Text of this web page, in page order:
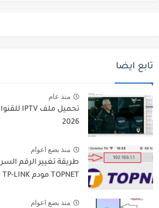
تابع ايضا
منذ عام
2026
منذ بضع اعوام
TOPNET مودم TP-LINK بالصور
منذ بضع اعوام